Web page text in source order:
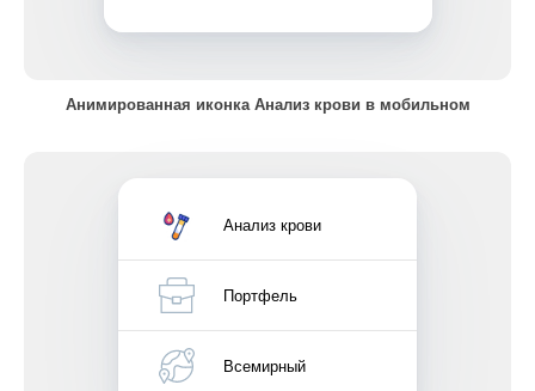
Анимированная иконка Анализ крови в мобильном
Анализ крови
Портфель
Всемирный